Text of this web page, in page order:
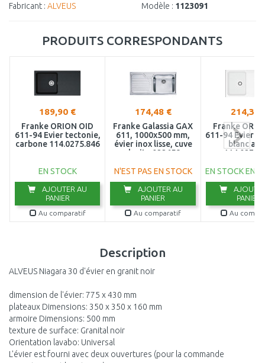
Fabricant : ALVEUS Modèle : 1123091
PRODUITS CORRESPONDANTS
189,90 €
Franke ORION OID
611-94 Evier tectonie,
carbone 114.0275.846
EN STOCK
AJOUTER AU
PANIER
Au comparatif
174,48 €
Franke Galassia GAX
611, 1000x500 mm,
évier inox lisse, cuve
droite 022658
N'EST PAS EN STOCK
AJOUTER AU
PANIER
Au comparatif
214,36
Franke
611-94 Evier
blanc
EN STOCK EN
PANIER
Au
Description
ALVEUS Niagara 30 d'évier en granit noir
dimension de l'évier: 775 x 430 mm
plateaux Dimensions: 350 x 350 x 160 mm
armoire Dimensions: 500 mm
texture de surface: Granital noir
Orientation lavabo: Universal
L'évier est fourni avec deux ouvertures (pour la commande